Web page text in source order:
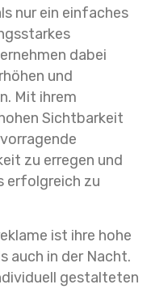
nur ein einfaches
dabei
und
Mit ihrem
Sichtbarkeit
zu erregen und
erfolgreich zu
ist ihre hohe
auch in der Nacht.
gestalteten